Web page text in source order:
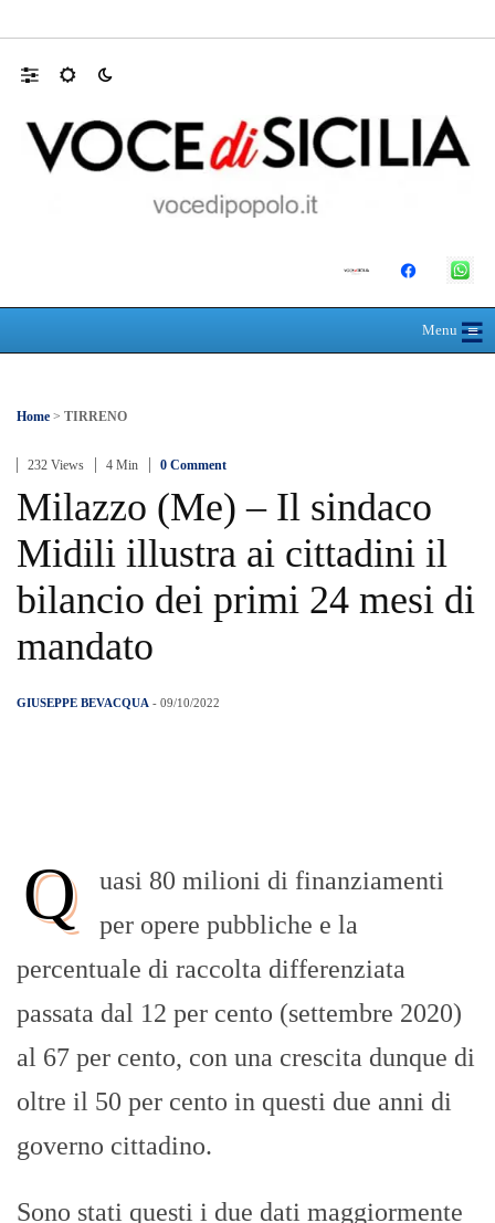
Menu≡
☰
Home > TIRRENO
232 Views 4 Min 0 Comment
Milazzo (Me) – Il sindaco
Midili illustra ai cittadini il
bilancio dei primi 24 mesi di
mandato
GIUSEPPE BEVACQUA - 09/10/2022
Q
uasi 80 milioni di finanziamenti
per opere pubbliche e la
percentuale di raccolta differenziata
passata dal 12 per cento (settembre 2020)
al 67 per cento, con una crescita dunque di
oltre il 50 per cento in questi due anni di
governo cittadino.
Sono stati questi i due dati maggiormente